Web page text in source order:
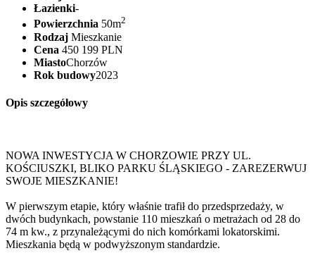
Łazienki-
Powierzchnia 50m2
Rodzaj Mieszkanie
Cena 450 199 PLN
MiastoChorzów
Rok budowy2023
Opis szczegółowy
NOWA INWESTYCJA W CHORZOWIE PRZY UL.
KOŚCIUSZKI, BLIKO PARKU ŚLĄSKIEGO - ZAREZERWUJ
SWOJE MIESZKANIE!
W pierwszym etapie, który właśnie trafił do przedsprzedaży, w
dwóch budynkach, powstanie 110 mieszkań o metrażach od 28 do
74 m kw., z przynależącymi do nich komórkami lokatorskimi.
Mieszkania będą w podwyższonym standardzie.